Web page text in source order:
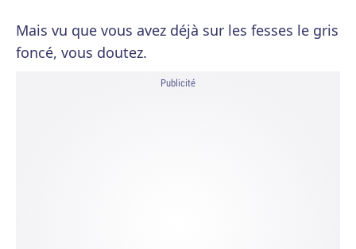
Mais vu que vous avez déjà sur les fesses le gris
foncé, vous doutez.
Publicité